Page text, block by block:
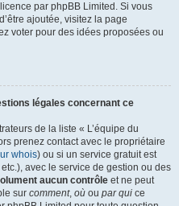
par phpBB Limited. Si vous
ajoutée, visitez la page
voter pour des idées proposées ou
légales concernant ce
de la liste « L’équipe du
prenez contact avec le propriétaire
whois) ou si un service gratuit est
avec le service de gestion ou des
aucun contrôle et ne peut
sur comment, où ou par qui ce